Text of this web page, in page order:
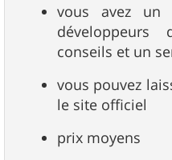
vous avez un
conseils et un
vous pouvez
le site officiel
prix moyens